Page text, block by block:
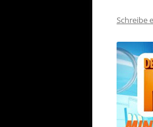
Schreibe